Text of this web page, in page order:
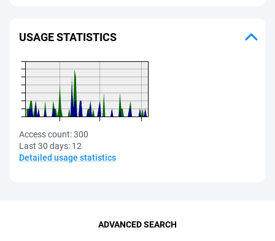
USAGE STATISTICS
Access count:300
Last 30 days: 12
Detailed usage statistics
ADVANCED SEARCH